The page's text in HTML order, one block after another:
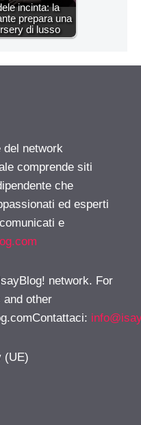
incinta: la
prepara una
di lusso
del network
comprende siti
che
ed esperti
e
network. For
other
:
(UE)